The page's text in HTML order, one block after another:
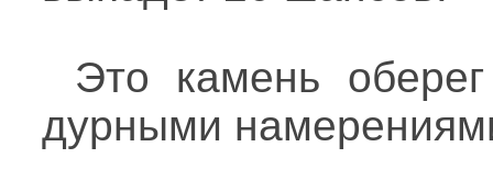
Это камень
дурными